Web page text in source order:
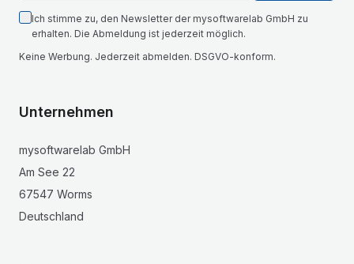
Ich stimme zu, den Newsletter der mysoftwarelab GmbH zu
erhalten. Die Abmeldung ist jederzeit möglich.
Keine Werbung. Jederzeit abmelden. DSGVO-konform.
Unternehmen
mysoftwarelab GmbH
Am See 22
67547 Worms
Deutschland